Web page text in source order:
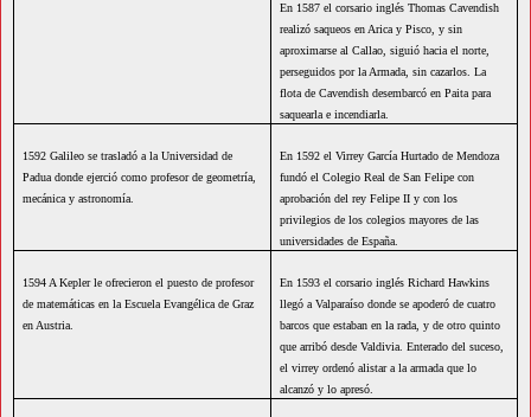
En 1587 el corsario inglés Thomas Cavendish
realizó saqueos en Arica y Pisco, y sin
aproximarse al Callao, siguió hacia el norte,
perseguidos por la Armada, sin cazarlos. La
flota de Cavendish desembarcó en Paita para
saquearla e incendiarla.
1592 Galileo se trasladó a la Universidad de
Padua donde ejerció como profesor de geometría,
mecánica y astronomía.
En 1592 el Virrey García Hurtado de Mendoza
fundó el Colegio Real de San Felipe con
aprobación del rey Felipe II y con los
privilegios de los colegios mayores de las
universidades de España.
1594 A Kepler le ofrecieron el puesto de profesor
de matemáticas en la Escuela Evangélica de Graz
en Austria.
En 1593 el corsario inglés Richard Hawkins
llegó a Valparaíso donde se apoderó de cuatro
barcos que estaban en la rada, y de otro quinto
que arribó desde Valdivia. Enterado del suceso,
el virrey ordenó alistar a la armada que lo
alcanzó y lo apresó.